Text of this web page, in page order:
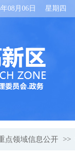
08月06日 星期四
点领域信息公开 >>